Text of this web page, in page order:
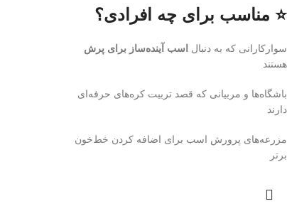
⭐ مناسب برای چه افرادی؟
سوارکارانی که به دنبال
اسب آینده‌ساز برای پرش
هستند
باشگاه‌ها و مربیانی که قصد تربیت کره‌های حرفه‌ای
دارند
مزرعه‌های پرورش اسب برای اضافه کردن خط‌خون
برتر